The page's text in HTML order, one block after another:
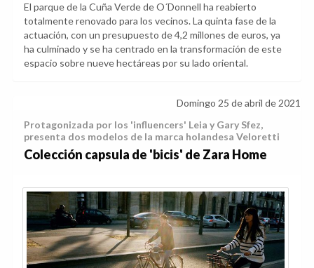
El parque de la Cuña Verde de O´Donnell ha reabierto
totalmente renovado para los vecinos. La quinta fase de la
actuación, con un presupuesto de 4,2 millones de euros, ya
ha culminado y se ha centrado en la transformación de este
espacio sobre nueve hectáreas por su lado oriental.
Domingo 25 de abril de 2021
Protagonizada por los 'influencers' Leia y Gary Sfez,
presenta dos modelos de la marca holandesa Veloretti
Colección capsula de 'bicis' de Zara Home